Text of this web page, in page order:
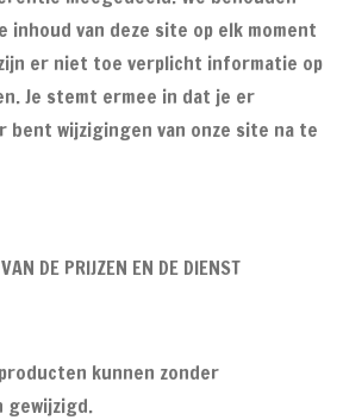
van deze site op elk moment
er niet toe verplicht informatie op
Je stemt ermee in dat je er
bent wijzigingen van onze site na te
DE PRIJZEN EN DE DIENST
kunnen zonder
gewijzigd.